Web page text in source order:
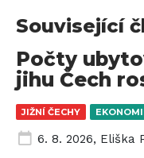
Související
JIŽNÍ ČECHY
Počty
jihu Čech
6. 8. 2026, Eliška